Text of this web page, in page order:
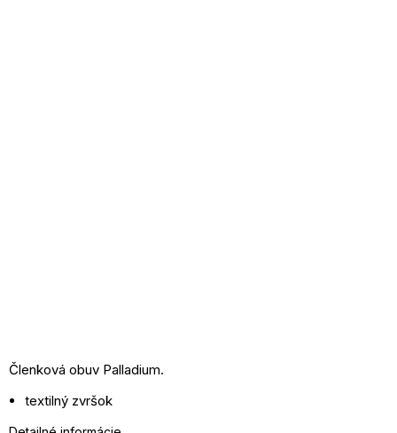
Členková obuv Palladium.
textilný zvršok
klasické šnurovanie